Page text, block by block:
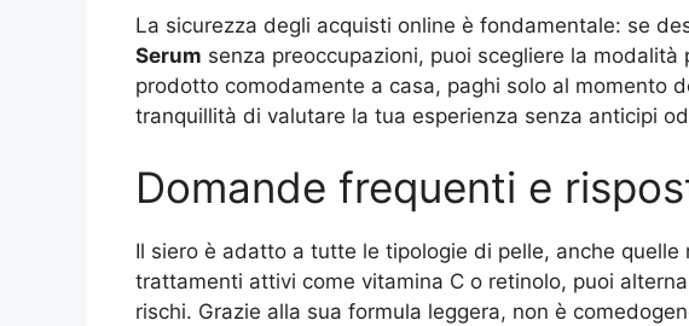
La sicurezza degli acquisti online è fondamentale: se
Serum senza preoccupazioni, puoi scegliere la modalità
prodotto comodamente a casa, paghi solo al momento
tranquillità di valutare la tua esperienza senza anticipi
Domande frequenti e
Il siero è adatto a tutte le tipologie di pelle, anche quelle
trattamenti attivi come vitamina C o retinolo, puoi
rischi. Grazie alla sua formula leggera, non è